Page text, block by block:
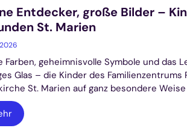
Entdecker, große Bilder –
St. Marien
Farben, geheimnisvolle Symbole und das
Glas – die Kinder des
St. Marien auf ganz besondere Weise